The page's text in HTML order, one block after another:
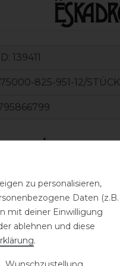
139411
825-951-12/STÜCK
(0)
0
0
0
zu personalisieren,
Daten (z.B.
mit deiner Einwilligung
ablehnen und diese
.
Wunschzustellung